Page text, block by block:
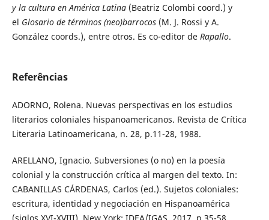
y la cultura en América Latina(Beatriz Colombi coord.) y
el Glosario de términos (neo)barrocos(M. J. Rossi y A.
González coords.), entre otros. Es co-editor de Rapallo.
Referências
ADORNO, Rolena. Nuevas perspectivas en los estudios
literarios coloniales hispanoamericanos. Revista de Crítica
Literaria Latinoamericana, n. 28, p.11-28, 1988.
ARELLANO, Ignacio. Subversiones (o no) en la poesía
colonial y la construcción crítica al margen del texto. In:
CABANILLAS CÁRDENAS, Carlos (ed.). Sujetos coloniales:
escritura, identidad y negociación en Hispanoamérica